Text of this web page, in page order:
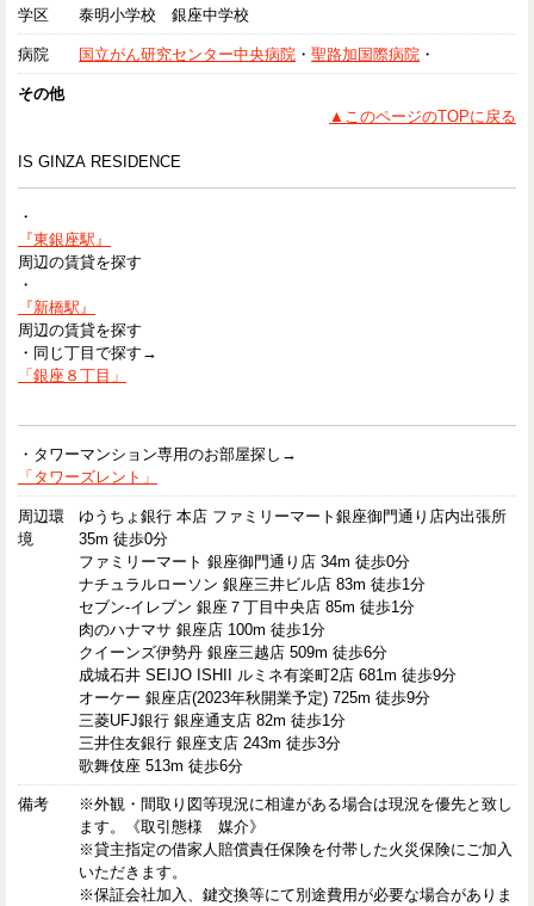
学区 泰明小学校 銀座中学校
病院 国立がん研究センター中央病院 ・聖路加国際病院 ・
その他
▲このページのTOPに戻る
IS GINZA RESIDENCE
・
『東銀座駅』
周辺の賃貸を探す
・
『新橋駅』
周辺の賃貸を探す
・同じ丁目で探す→
「銀座８丁目」
・タワーマンション専用のお部屋探し→
「タワーズレント」
周辺環
境
ゆうちょ銀行 本店 ファミリーマート銀座御門通り店内出張所
35m 徒歩0分
ファミリーマート 銀座御門通り店 34m 徒歩0分
ナチュラルローソン 銀座三井ビル店 83m 徒歩1分
セブン-イレブン 銀座７丁目中央店 85m 徒歩1分
肉のハナマサ 銀座店 100m 徒歩1分
クイーンズ伊勢丹 銀座三越店 509m 徒歩6分
成城石井 SEIJO ISHII ルミネ有楽町2店 681m 徒歩9分
オーケー 銀座店(2023年秋開業予定) 725m 徒歩9分
三菱UFJ銀行 銀座通支店 82m 徒歩1分
三井住友銀行 銀座支店 243m 徒歩3分
歌舞伎座 513m 徒歩6分
備考
※外観・間取り図等現況に相違がある場合は現況を優先と致し
ます。《取引態様 媒介》
※貸主指定の借家人賠償責任保険を付帯した火災保険にご加入
いただきます。
※保証会社加入、鍵交換等にて別途費用が必要な場合がありま